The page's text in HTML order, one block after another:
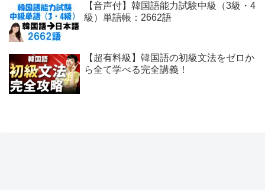
【音声付】韓国語能力試験中級（3級・4
級）単語帳：2662語
【超有料級】韓国語の初級文法をゼロか
ら全て学べる完全講義！